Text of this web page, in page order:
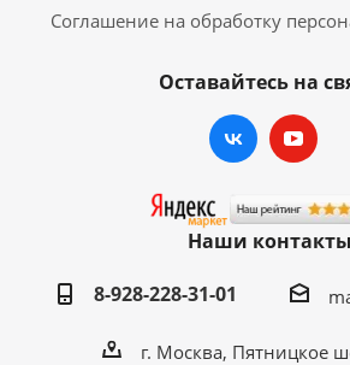
Соглашение на обработку
Оставайтесь на
Наши контакты
8-928-228-31-01
г. Москва, Пятницкое